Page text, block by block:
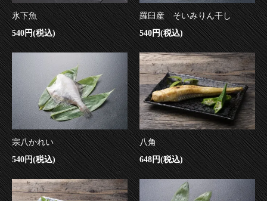
氷下魚
540円(税込)
羅臼産 そいみりん干し
540円(税込)
宗八かれい
540円(税込)
八角
648円(税込)